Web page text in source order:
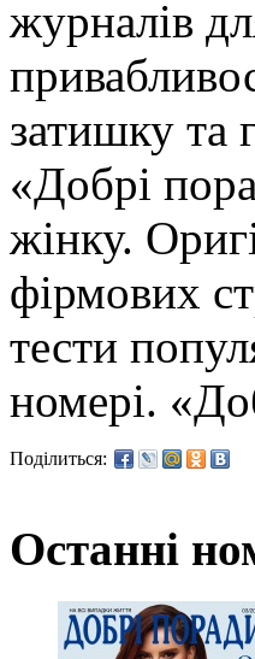
журналів
затишку та
«Добрі
жінку.
фірмових
тести
номері.
Поділиться:
Останні